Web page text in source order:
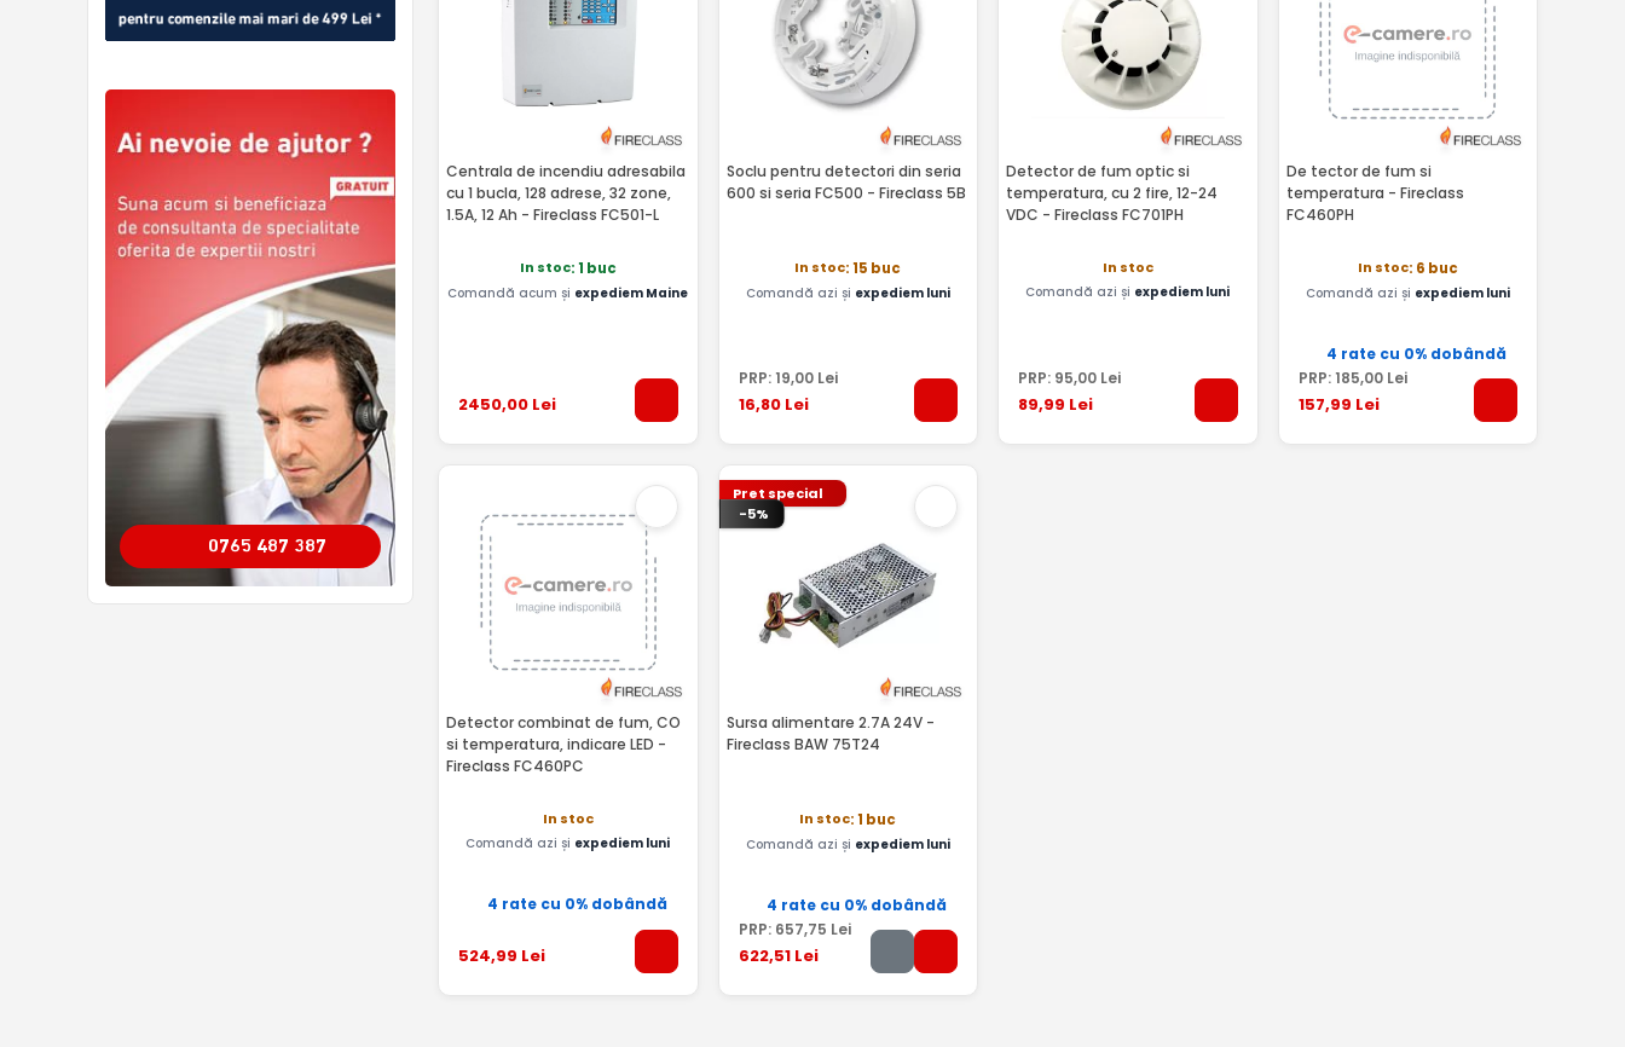
0765 487 387
Centrala de incendiu adresabila
cu 1 bucla, 128 adrese, 32 zone,
1.5A, 12 Ah - Fireclass FC501-L
In stoc: 1 buc
Comandă acum și expediem Maine
2450,00 Lei
Soclu pentru detectori din seria
600 si seria FC500 - Fireclass 5B
In stoc: 15 buc
Comandă azi și expediem luni
PRP: 19,00Lei
16,80Lei
Detector de fum optic si
temperatura, cu 2 fire, 12-24
VDC - Fireclass FC701PH
In stoc
Comandă azi și expediem luni
PRP: 95,00 Lei
89,99 Lei
De tector de fum si
temperatura - Fireclass
FC460PH
In stoc: 6 buc
Comandă azi și expediem luni
4 rate cu 0% dobândă
PRP: 185,00Lei
157,99 Lei
Detector combinat de fum, CO
si temperatura, indicare LED -
Fireclass FC460PC
In stoc
Comandă azi și expediem luni
4 rate cu 0% dobândă
524,99 Lei
Pret special
-5%
Sursa alimentare 2.7A 24V -
Fireclass BAW 75T24
In stoc: 1 buc
Comandă azi și expediem luni
4 rate cu 0% dobândă
PRP: 657,75 Lei
622,51Lei